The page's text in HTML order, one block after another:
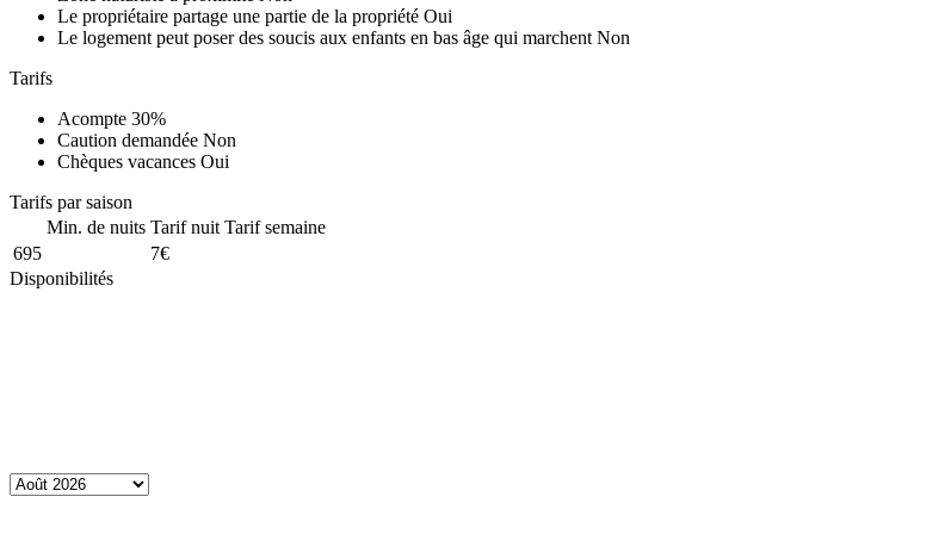
Le propriétaire partage une partie de la propriété Oui
Le logement peut poser des soucis aux enfants en bas âge qui marchent Non
Tarifs
Acompte 30%
Caution demandée Non
Chèques vacances Oui
Tarifs par saison
Min. de nuits Tarif nuit Tarif semaine
695
7€
Disponibilités